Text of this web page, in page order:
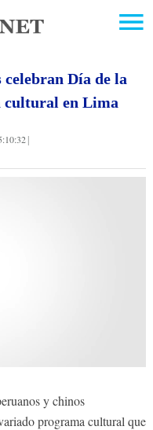
celebran Día de la
cultural en Lima
y chinos
programa cultural que